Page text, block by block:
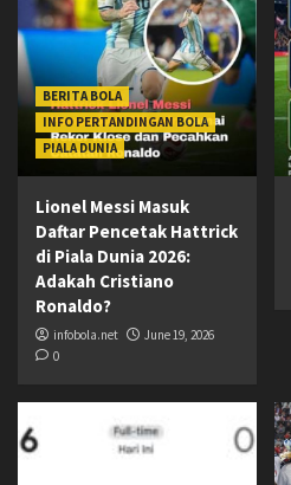
BERITA BOLA
INFO PERTANDINGAN BOLA
PIALA DUNIA
Lionel Messi Masuk
Daftar Pencetak Hattrick
di Piala Dunia 2026:
Adakah Cristiano
Ronaldo?
infobola.net
June 19, 2026
0